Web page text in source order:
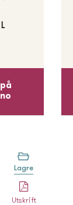
Utskrift
Lagre